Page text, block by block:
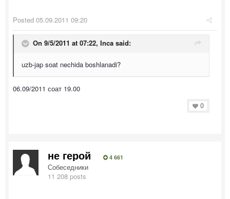
Posted 05.09.2011 09:20
On 9/5/2011 at 07:22, Inca said:
uzb-jap soat nechida boshlanadi?
06.09/2011 соат 19.00
0
не герой 4 661
Собеседники
11 208 posts